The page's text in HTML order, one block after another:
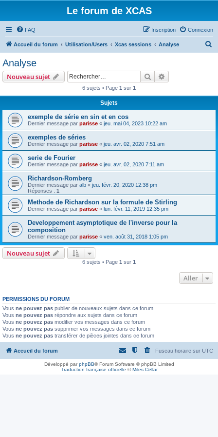
Le forum de XCAS
FAQ Connexion
Inscription
Accueil du forum Utilisation/Users Xcas sessions Analyse
r
Analyse
Nouveau sujet Rechercher
6 sujets • Page 1 sur 1
Sujets
exemple de série en sin et en cos
Dernier message par parisse « jeu. mai 04, 2023 10:22 am
exemples de séries
Dernier message par parisse « jeu. avr. 02, 2020 7:51 am
serie de Fourier
Dernier message par parisse « jeu. avr. 02, 2020 7:11 am
Richardson-Romberg
Dernier message par alb « jeu. févr. 20, 2020 12:38 pm
Réponses : 1
Methode de Richardson sur la formule de Stirling
Dernier message par parisse « lun. févr. 11, 2019 12:35 pm
Developpement asymptotique de l'inverse pour la
composition
Dernier message par parisse « ven. août 31, 2018 1:05 pm
Nouveau sujet
6 sujets • Page 1 sur 1
Aller
PERMISSIONS DU FORUM
Vous ne pouvez pas publier de nouveaux sujets dans ce forum
Vous ne pouvez pas répondre aux sujets dans ce forum
Vous ne pouvez pas modifier vos messages dans ce forum
Vous ne pouvez pas supprimer vos messages dans ce forum
Vous ne pouvez pas transférer de pièces jointes dans ce forum
Accueil du forum Fuseau horaire sur UTC
Développé parphpBB® Forum Software © phpBB Limited
Traduction française officielle ©Miles Cellar